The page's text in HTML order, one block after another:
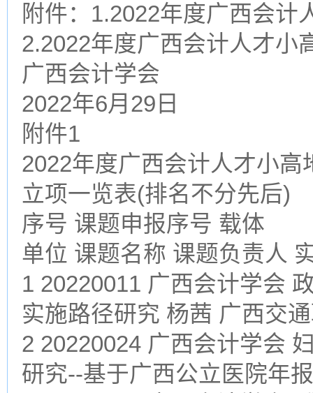
附件：1.2022年度广西会计
2.2022年度广西会计人才小
广西会计学会
2022年6月29日
附件1
2022年度广西会计人才小高
立项一览表(排名不分先后)
序号 课题申报序号 载体
单位 课题名称 课题负责人
1 20220011 广西会计学会
实施路径研究 杨茜 广西交
2 20220024 广西会计学会
研究--基于广西公立医院年